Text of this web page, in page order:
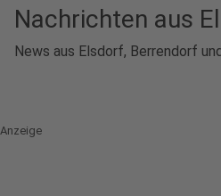
Nachrichten aus
News aus Elsdorf, Berrendorf
Anzeige